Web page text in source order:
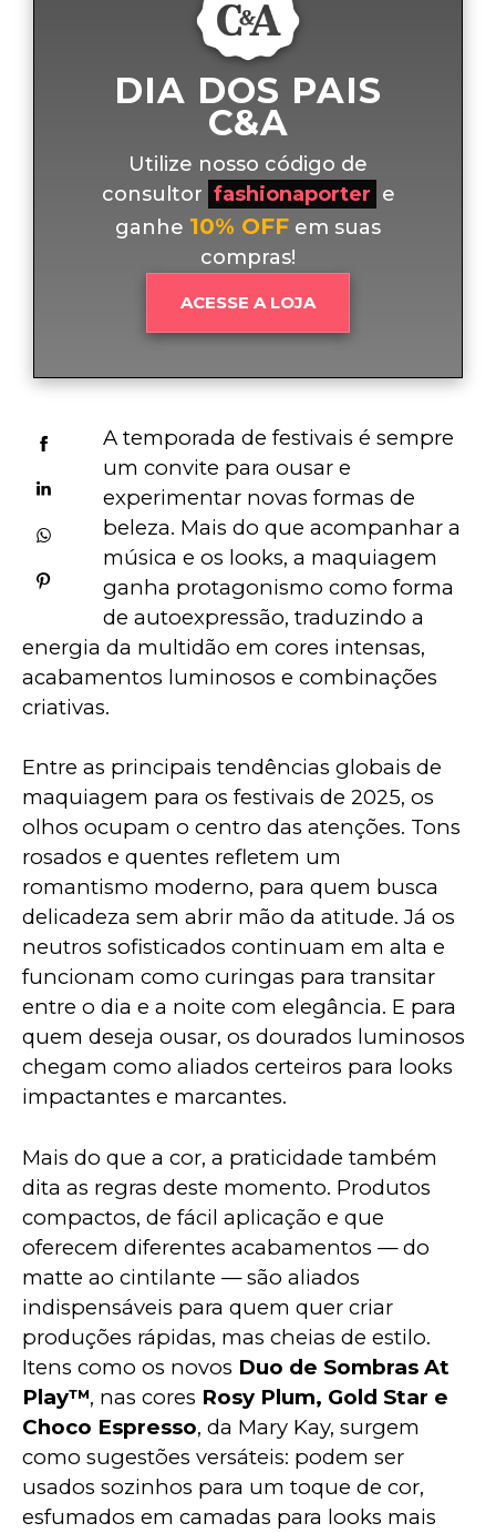
DIA DOS PAIS
C&A
Utilize nosso código de
consultor fashionaporter e
ganhe 10% OFF em suas
compras!
ACESSE A LOJA
A temporada de festivais é sempre
um convite para ousar e
experimentar novas formas de
beleza. Mais do que acompanhar a
música e os looks, a maquiagem
ganha protagonismo como forma
de autoexpressão, traduzindo a
energia da multidão em cores intensas,
acabamentos luminosos e combinações
criativas.
Entre as principais tendências globais de
maquiagem para os festivais de 2025, os
olhos ocupam o centro das atenções. Tons
rosados e quentes refletem um
romantismo moderno, para quem busca
delicadeza sem abrir mão da atitude. Já os
neutros sofisticados continuam em alta e
funcionam como curingas para transitar
entre o dia e a noite com elegância. E para
quem deseja ousar, os dourados luminosos
chegam como aliados certeiros para looks
impactantes e marcantes.
Mais do que a cor, a praticidade também
dita as regras deste momento. Produtos
compactos, de fácil aplicação e que
oferecem diferentes acabamentos — do
matte ao cintilante — são aliados
indispensáveis para quem quer criar
produções rápidas, mas cheias de estilo.
Itens como os novos Duo de Sombras At
Play™, nas cores Rosy Plum, Gold Star e
Choco Espresso, da Mary Kay, surgem
como sugestões versáteis: podem ser
usados sozinhos para um toque de cor,
esfumados em camadas para looks mais